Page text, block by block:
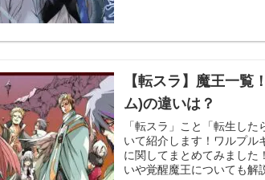
【転スラ】魔王一覧
ム)の違いは？
「転スラ」こと「転生し
いて紹介します！ワルプル
に関してまとめてみました
いや覚醒魔王についても解